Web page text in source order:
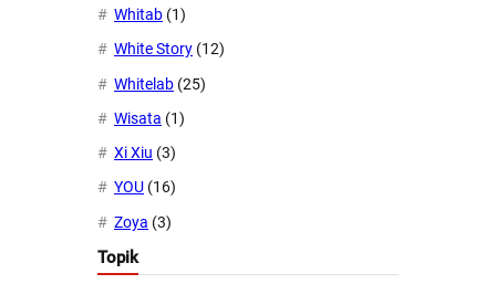
Whitab (1)
White Story (12)
Whitelab (25)
Wisata (1)
Xi Xiu (3)
YOU (16)
Zoya (3)
Topik